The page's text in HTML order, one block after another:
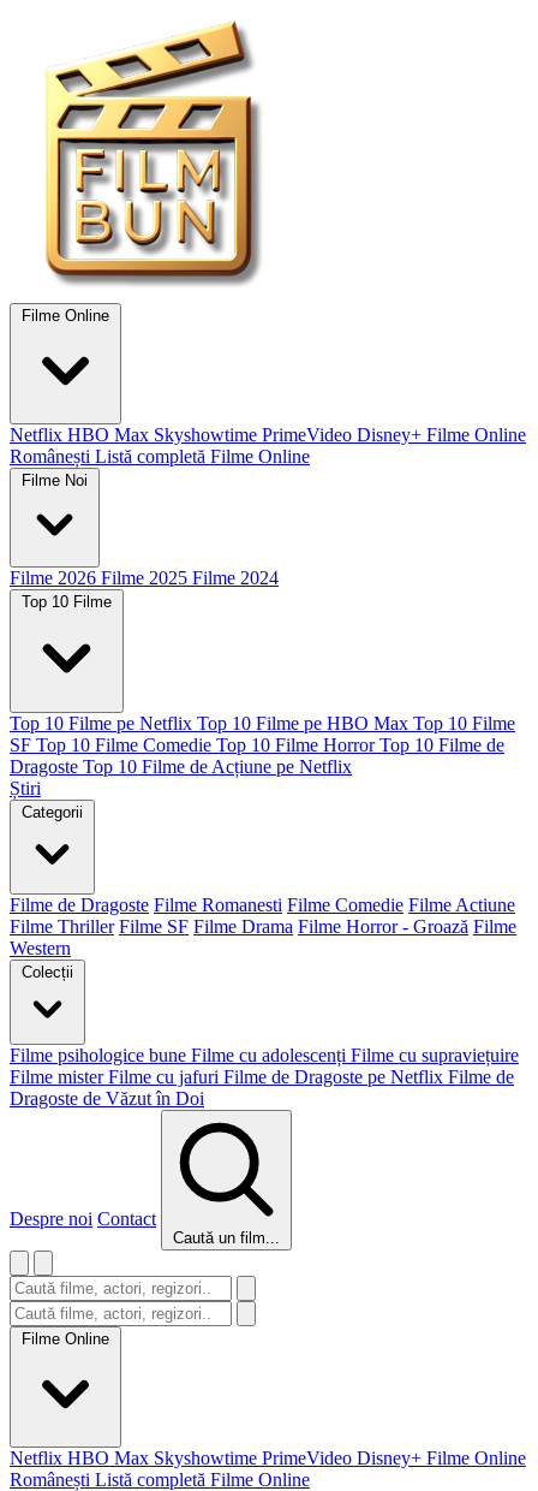
Filme Online
Netflix HBO Max Skyshowtime PrimeVideo Disney+ Filme Online
Românești Listă completă Filme Online
Filme Noi
Filme 2026 Filme 2025 Filme 2024
Top 10 Filme
Top 10 Filme pe Netflix Top 10 Filme pe HBO Max Top 10 Filme
SF Top 10 Filme Comedie Top 10 Filme Horror Top 10 Filme de
Dragoste Top 10 Filme de Acțiune pe Netflix
Știri
Categorii
Filme de Dragoste Filme Romanesti Filme Comedie Filme Actiune
Filme Thriller Filme SF Filme Drama Filme Horror - Groază Filme
Western
Colecții
Filme psihologice bune Filme cu adolescenți Filme cu supraviețuire
Filme mister Filme cu jafuri Filme de Dragoste pe Netflix Filme de
Dragoste de Văzut în Doi
Despre noi Contact
Caută un film...
Filme Online
Netflix HBO Max Skyshowtime PrimeVideo Disney+ Filme Online
Românești Listă completă Filme Online